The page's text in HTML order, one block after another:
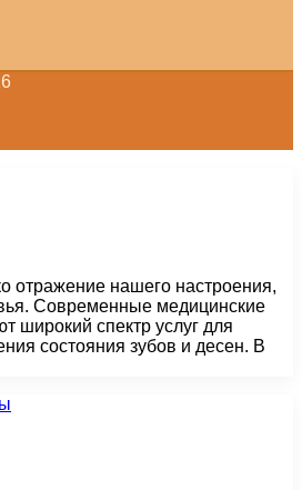
отражение нашего настроения,
Современные медицинские
широкий спектр услуг для
состояния зубов и десен. В